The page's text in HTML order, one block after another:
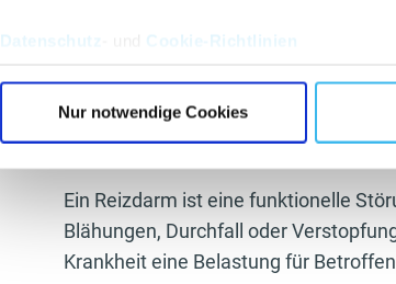
Datenschutz Cookie-Richtlinien
Nur notwendige Cookies
Ein Reizdarm ist eine funktionelle
Blähungen, Durchfall oder
Krankheit eine Belastung für